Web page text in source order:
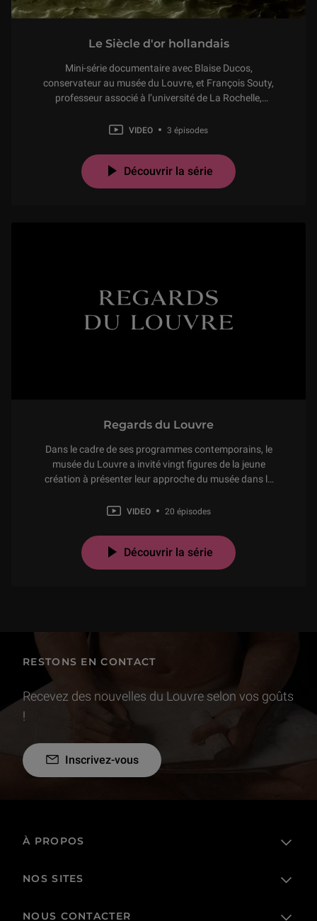
Le Siècle d'or hollandais
Mini-série documentaire avec Blaise Ducos,
conservateur au musée du Louvre, et François Souty,
professeur associé à l’université de La Rochelle,
17e siècle", à l'auditorium du Louvre le 5 avril 2019.
VIDEO 3 épisodes
Découvrir la série
Regards du Louvre
Dans le cadre de ses programmes contemporains, le
musée du Louvre a invité vingt figures de la jeune
création à présenter leur approche du musée dans la
initiative, « Regards du Louvre », rassemble des
des
VIDEO 20 épisodes
Découvrir la série
RESTONS EN CONTACT
Recevez des nouvelles du Louvre selon vos goûts
!
Inscrivez-vous
À PROPOS
L'établissement public
NOS SITES
Billetterie
NOUS CONTACTER